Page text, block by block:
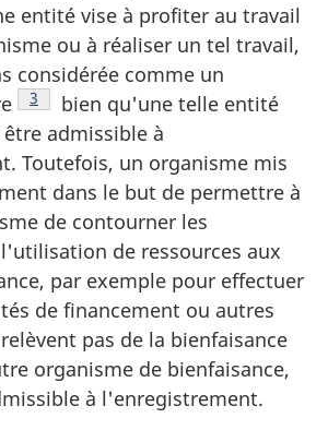
entité vise à profiter au travail
ou à réaliser un tel travail,
considérée comme un
Note de bas de page
3
bien qu'une telle entité
admissible à
Toutefois, un organisme mis
dans le but de permettre à
de contourner les
de ressources aux
par exemple pour effectuer
de financement ou autres
pas de la bienfaisance
organisme de bienfaisance,
à l'enregistrement.